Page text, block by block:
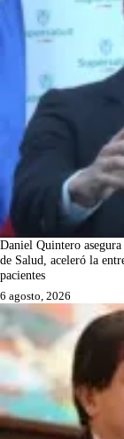
Daniel Quintero
de Salud, aceleró la
pacientes
6 agosto, 2026